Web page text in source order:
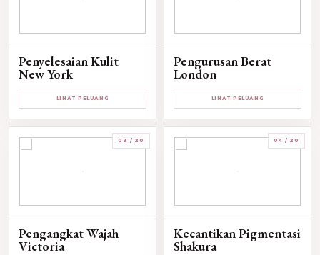
Penyelesaian Kulit
New York
LIHAT PELUANG
Pengurusan Berat
London
LIHAT PELUANG
03 / 20
Pengangkat Wajah
Victoria
04 / 20
Kecantikan Pigmentasi
Shakura